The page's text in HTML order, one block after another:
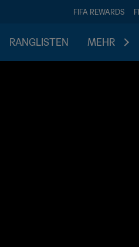
FIFA REWARDS
RANGLISTEN MEHR